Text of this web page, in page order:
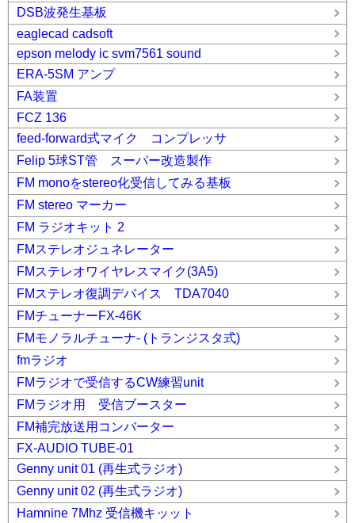
DSB波発生基板
eaglecad cadsoft
epson melody ic svm7561 sound
ERA-5SM アンプ
FA装置
FCZ 136
feed-forward式マイク コンプレッサ
Felip 5球ST管 スーパー改造製作
FM monoをstereo化受信してみる基板
FM stereo マーカー
FM ラジオキット 2
FMステレオジュネレーター
FMステレオワイヤレスマイク(3A5)
FMステレオ復調デバイス TDA7040
FMチューナーFX-46K
FMモノラルチューナ- (トランジスタ式)
fmラジオ
FMラジオで受信するCW練習unit
FMラジオ用 受信ブースター
FM補完放送用コンバーター
FX-AUDIO TUBE-01
Genny unit 01 (再生式ラジオ)
Genny unit 02 (再生式ラジオ)
Hamnine 7Mhz 受信機キッット